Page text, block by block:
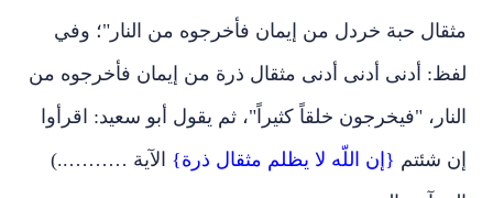
مثقال حبة خردل من إيمان فأخرجوه من النار"؛ وفي
لفظ: أدنى أدنى أدنى مثقال ذرة من إيمان فأخرجوه من
النار، "فيخرجون خلقاً كثيراً"، ثم يقول أبو سعيد: اقرأوا
إن شئتم {إن اللّه لا يظلم مثقال ذرة} الآية ………..)